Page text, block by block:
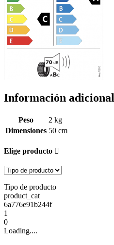
Información adicional
Peso
2 kg
Dimensiones 50 cm
Elige producto
Tipo de producto
product_cat
6a776e91b244f
1
0
Loading....